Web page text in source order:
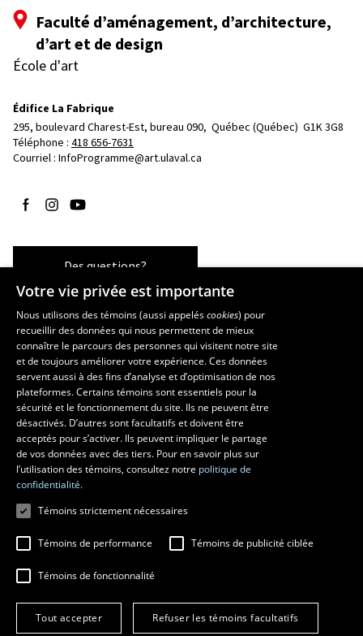
Faculté d’aménagement, d’architecture,
d’art et de design
École d'art
Édifice La Fabrique
295, boulevard Charest-Est, bureau 090, Québec (Québec)  G1K 3G8
Téléphone : 418 656-7631
Courriel : InfoProgramme@art.ulaval.ca
Suivez-nous sur Facebook
Suivez-nous sur Instagram
Suivez-nous sur YouTube
Des questions?
Les écoles et la recherche
École supérieure d’aménagement du territoire et de développement
régional
École d’architecture
École de design
Centre de recherche en aménagement et développement
© 2026 Université Laval
Tous droits réservés
Conditions générales d'utilisation
Votre vie privée est importante
Nous utilisons des témoins (aussi appeléscookies) pour
recueillir des données qui nous permettent de mieux
connaître le parcours des personnes qui visitent notre site
et de toujours améliorer votre expérience. Ces données
servent aussi à des fins d’analyse et d’optimisation de nos
plateformes. Certains témoins sont essentiels pour la
sécurité et le fonctionnement du site. Ils ne peuvent être
désactivés. D’autres sont facultatifs et doivent être
acceptés pour s’activer. Ils peuvent impliquer le partage
de vos données avec des tiers. Pour en savoir plus sur
l’utilisation des témoins, consultez notre politique de
confidentialité.
Témoins strictement nécessaires
Témoins de performance Témoins de publicité ciblée
Témoins de fonctionnalité
Tout accepter Refuser les témoins facultatifs